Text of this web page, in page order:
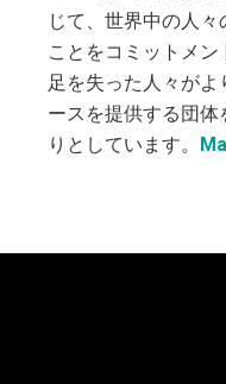
じて、世界中の人
ことをコミットメ
足を失った人々が
ースを提供する団
りとしています。